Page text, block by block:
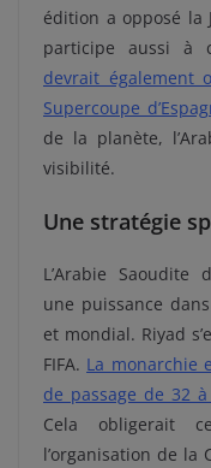
édition a opposé la
participe aussi à
devrait également
Supercoupe
de la planète,
visibilité.
Une stratégie
L’Arabie Saoudite
une puissance
et mondial. Riyad
FIFA. La monarchie
de passage de 32
Cela obligerait
l’organisation de la